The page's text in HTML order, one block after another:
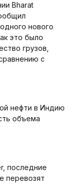
Bharat
нового
это было
грузов,
с
нефти в Индию
объема
последние
перевозят